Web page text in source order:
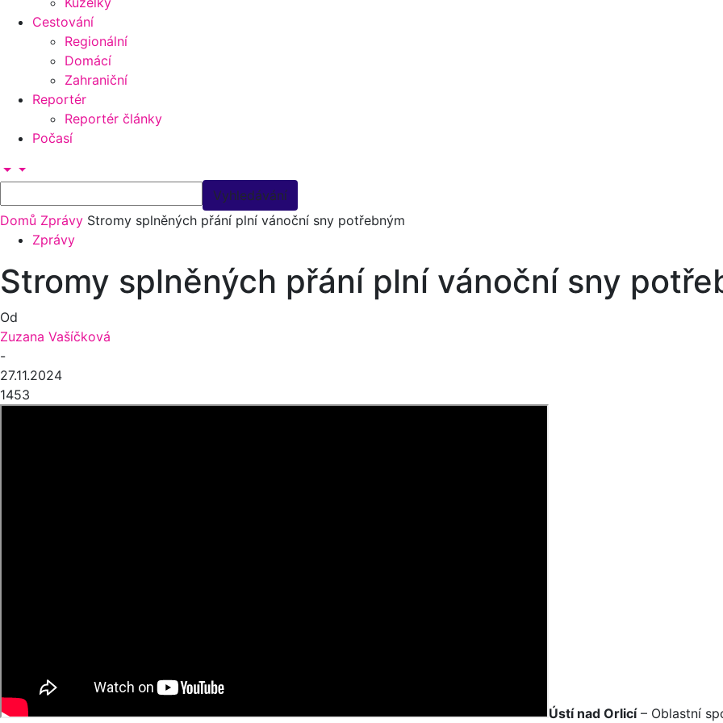
Cestování
Regionální
Domácí
Zahraniční
Reportér
Reportér články
Počasí
Domů Zprávy Stromy splněných přání plní vánoční sny potřebným
Zprávy
Stromy splněných přání plní vánoční sny
Od
Zuzana Vašíčková
-
27.11.2024
1453
Ústí nad Orlicí– Oblastní